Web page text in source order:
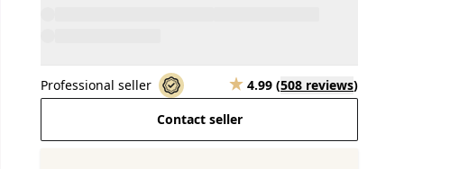
Professional seller 4.99 (508 reviews)
Contact seller